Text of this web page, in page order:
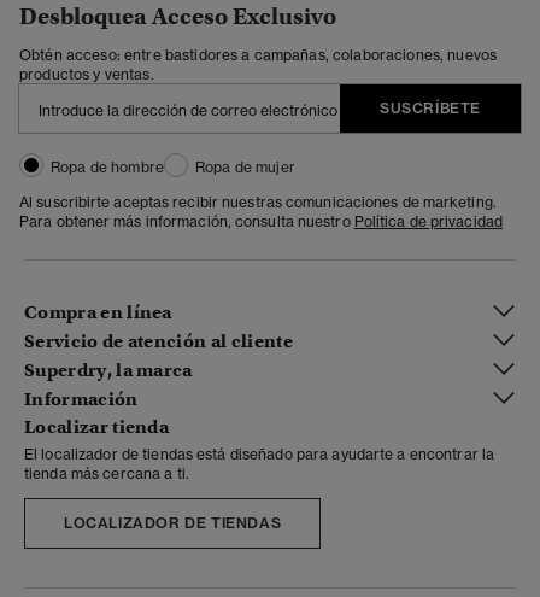
Desbloquea Acceso Exclusivo
Obtén acceso: entre bastidores a campañas, colaboraciones, nuevos
productos y ventas.
SUSCRÍBETE
Ropa de hombre
Ropa de mujer
Al suscribirte aceptas recibir nuestras comunicaciones de marketing.
Para obtener más información, consulta nuestro Política de privacidad
Compra en línea
Servicio de atención al cliente
Superdry, la marca
Información
Localizar tienda
El localizador de tiendas está diseñado para ayudarte a encontrar la
tienda más cercana a ti.
LOCALIZADOR DE TIENDAS